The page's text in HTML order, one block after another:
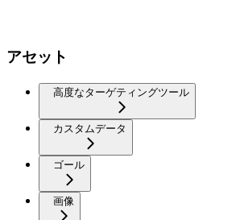
アセット
高度なターゲティングツール
カスタムデータ
ゴール
画像